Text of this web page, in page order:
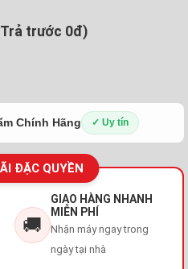
trước 0đ)
Chính Hãng ✓ Uy tín
ĐẶC QUYỀN
🚚
GIAO HÀNG NHANH
MIỄN PHÍ
Nhận máy ngay trong
ngày tại nhà